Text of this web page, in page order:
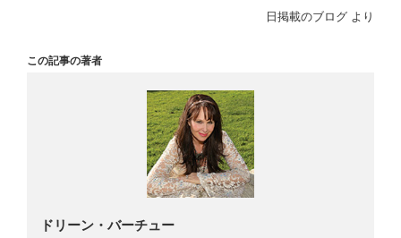
日掲載のブログ より
この記事の著者
ドリーン・バーチュー